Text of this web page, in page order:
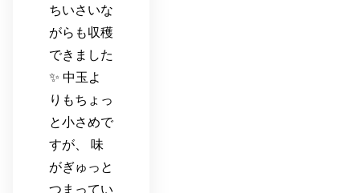
ちいさいな
がらも収穫
できました
✨ 中玉よ
りもちょっ
と小さめで
すが、 味
がぎゅっと
つまってい